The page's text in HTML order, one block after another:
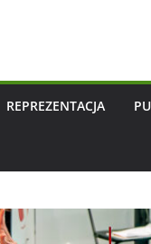
REPREZENTACJA